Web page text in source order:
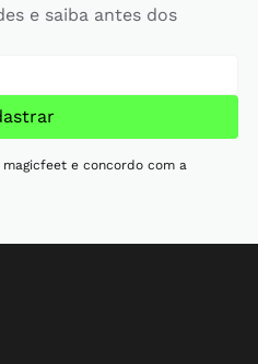
e saiba antes dos
e concordo com a